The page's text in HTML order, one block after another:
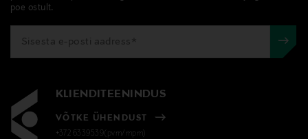
Kõik nahatüübid
Dušigeel
Tooteohutusalane väide
E-POE TAGASTUSED
poe ostult.
KLIENDITEENINDUS
VÕTKE ÜHENDUST
+372 6339539(pvm/mpm)